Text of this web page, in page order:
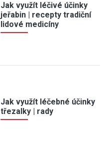
Jak využít léčivé účinky
jeřabin | recepty tradiční
lidové medicíny
Jak využít léčebné účinky
třezalky | rady